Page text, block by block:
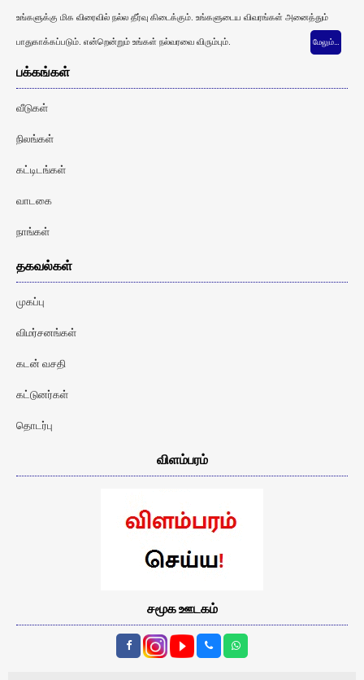
உங்களுக்கு மிக விரைவில் நல்ல தீர்வு கிடைக்கும். உங்களுடைய விவரங்கள் அனைத்தும்
பாதுகாக்கப்படும். என்றென்றும் உங்கள் நல்வரவை விரும்பும்.
மேலும்…
பக்கங்கள்
வீடுகள்
நிலங்கள்
கட்டிடங்கள்
வாடகை
நாங்கள்
தகவல்கள்
முகப்பு
விமர்சனங்கள்
கடன் வசதி
கட்டுனர்கள்
தொடர்பு
விளம்பரம்
சமூக ஊடகம்